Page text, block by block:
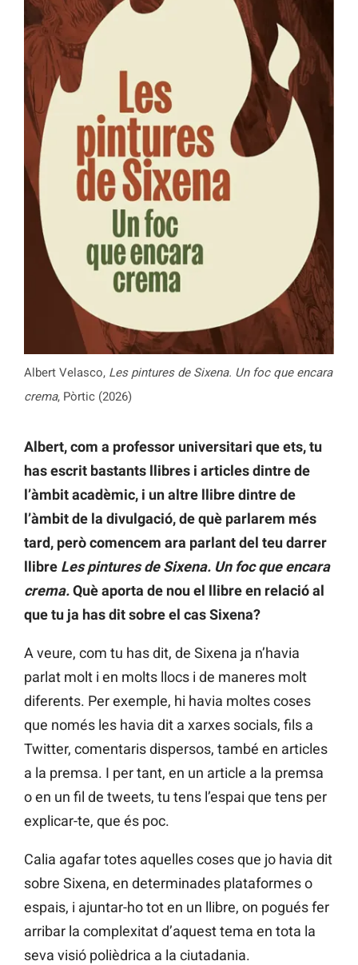
Albert Velasco, Les pintures de Sixena. Un foc que encara
crema, Pòrtic (2026)
Albert, com a professor universitari que ets, tu
has escrit bastants llibres i articles dintre de
l’àmbit acadèmic, i un altre llibre dintre de
l’àmbit de la divulgació, de què parlarem més
tard, però comencem ara parlant del teu darrer
llibre Les pintures de Sixena. Un foc que encara
crema.Què aporta de nou el llibre en relació al
que tu ja has dit sobre el cas Sixena?
A veure, com tu has dit, de Sixena ja n’havia
parlat molt i en molts llocs i de maneres molt
diferents. Per exemple, hi havia moltes coses
que només les havia dit a xarxes socials, fils a
Twitter, comentaris dispersos, també en articles
a la premsa. I per tant, en un article a la premsa
o en un fil de tweets, tu tens l’espai que tens per
explicar-te, que és poc.
Calia agafar totes aquelles coses que jo havia dit
sobre Sixena, en determinades plataformes o
espais, i ajuntar-ho tot en un llibre, on pogués fer
arribar la complexitat d’aquest tema en tota la
seva visió polièdrica a la ciutadania.